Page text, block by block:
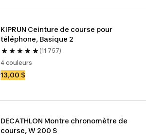
KIPRUN Ceinture de course pour
téléphone, Basique 2
(11 757)
4 couleurs
13,00 $
DECATHLON Montre chronomètre de
course, W 200 S